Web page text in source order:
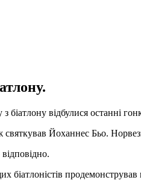
відбулися останні
Йоханнес Бьо.